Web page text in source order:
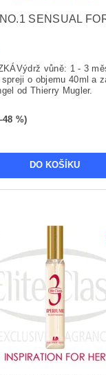
SENSUAL
vůně: 1 - 3
o objemu 40ml a
od Thierry Mugler.
%)